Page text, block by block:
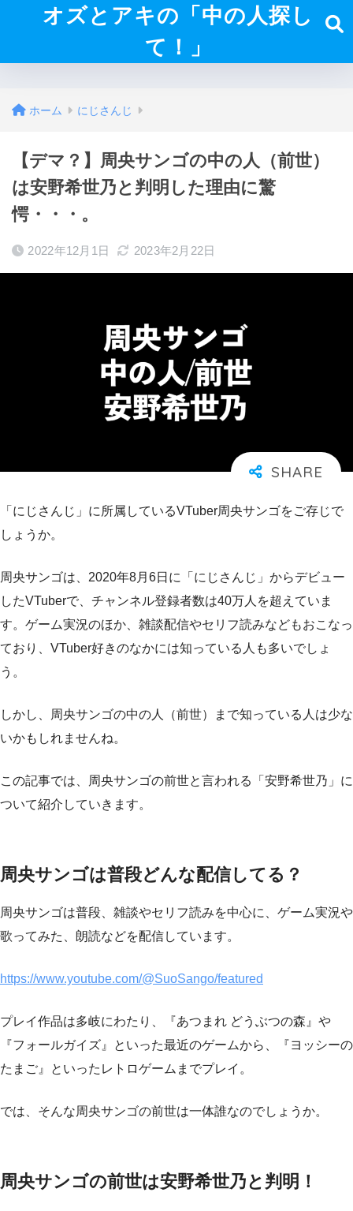
オズとアキの「中の人探し
て！」
ホーム にじさんじ
【デマ？】周央サンゴの中の人（前世）
は安野希世乃と判明した理由に驚
愕・・・。
2022年12月1日 2023年2月22日
「にじさんじ」に所属しているVTuber周央サンゴをご存じで
しょうか。
周央サンゴは、2020年8月6日に「にじさんじ」からデビュー
したVTuberで、チャンネル登録者数は40万人を超えていま
す。ゲーム実況のほか、雑談配信やセリフ読みなどもおこなっ
ており、VTuber好きのなかには知っている人も多いでしょ
う。
しかし、周央サンゴの中の人（前世）まで知っている人は少な
いかもしれませんね。
この記事では、周央サンゴの前世と言われる「安野希世乃」に
ついて紹介していきます。
周央サンゴは普段どんな配信してる？
周央サンゴは普段、雑談やセリフ読みを中心に、ゲーム実況や
歌ってみた、朗読などを配信しています。
https://www.youtube.com/@SuoSango/featured
プレイ作品は多岐にわたり、『あつまれ どうぶつの森』や
『フォールガイズ』といった最近のゲームから、『ヨッシーの
たまご』といったレトロゲームまでプレイ。
では、そんな周央サンゴの前世は一体誰なのでしょうか。
周央サンゴの前世は安野希世乃と判明！